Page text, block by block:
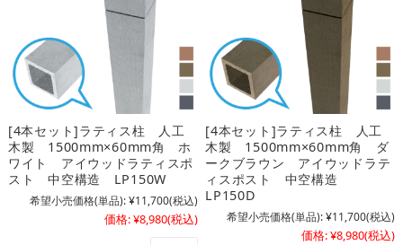
[4本セット]ラティス柱 人工
木製 1500mm×60mm角 ホ
ワイト アイウッドラティスポ
スト 中空構造 LP150W
希望小売価格(単品):¥11,700(税込)
価格:¥8,980(税込)
[4本セット]ラティス柱 人工
木製 1500mm×60mm角 ダ
ークブラウン アイウッドラテ
ィスポスト 中空構造
LP150D
希望小売価格(単品):¥11,700(税込)
価格:¥8,980(税込)